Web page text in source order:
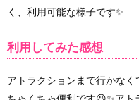
く、利用可能な様子です✨
利用してみた感想
アトラクションまで行かなく